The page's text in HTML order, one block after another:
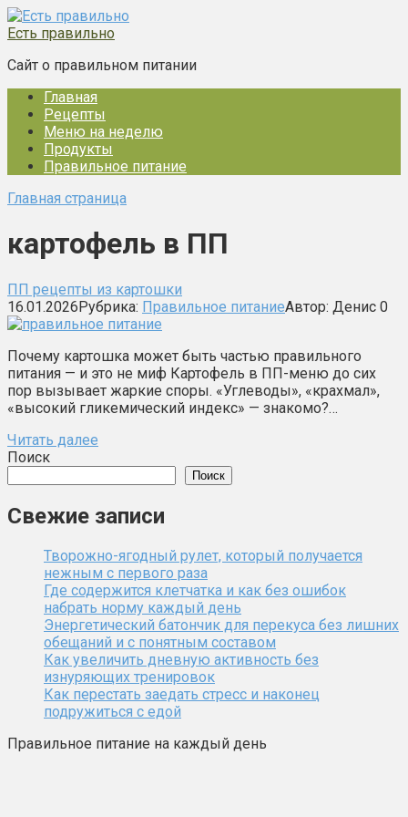
Перейти
к
Есть правильно
Сайт о правильном питании
Главная
Рецепты
Меню на неделю
Продукты
Правильное питание
Главная страница
картофель в ПП
ПП рецепты из картошки
16.01.2026Рубрика: Правильное питаниеАвтор: Денис 0
Почему картошка может быть частью правильного
питания — и это не миф Картофель в ПП-меню до сих
пор вызывает жаркие споры. «Углеводы», «крахмал»,
«высокий гликемический индекс» — знакомо?…
Читать далее
Поиск
Поиск
Свежие записи
Творожно-ягодный рулет, который получается
нежным с первого раза
Где содержится клетчатка и как без ошибок
набрать норму каждый день
Энергетический батончик для перекуса без лишних
обещаний и с понятным составом
Как увеличить дневную активность без
изнуряющих тренировок
Как перестать заедать стресс и наконец
подружиться с едой
Правильное питание на каждый день